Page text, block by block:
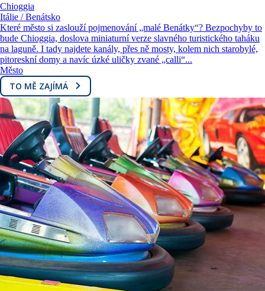
Chioggia
Itálie / Benátsko
Které město si zaslouží pojmenování „malé Benátky“? Bezpochyby to
bude Chioggia, doslova miniaturní verze slavného turistického taháku
na laguně. I tady najdete kanály, přes ně mosty, kolem nich starobylé,
pitoreskní domy a navíc úzké uličky zvané „calli“...
Město
TO MĚ ZAJÍMÁ